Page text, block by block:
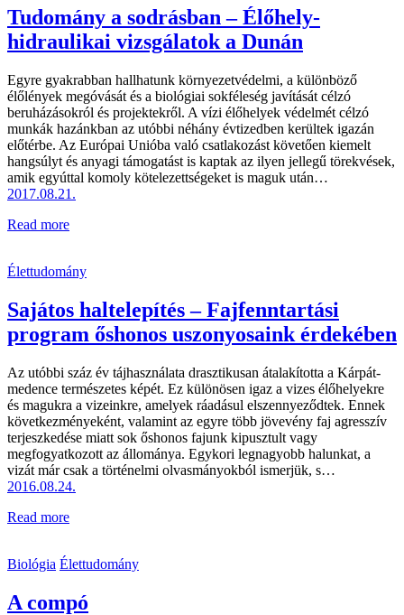
Tudomány a sodrásban – Élőhely-
hidraulikai vizsgálatok a Dunán
Egyre gyakrabban hallhatunk környezetvédelmi, a különböző
élőlények megóvását és a biológiai sokféleség javítását célzó
beruházásokról és projektekről. A vízi élőhelyek védelmét célzó
munkák hazánkban az utóbbi néhány évtizedben kerültek igazán
előtérbe. Az Európai Unióba való csatlakozást követően kiemelt
hangsúlyt és anyagi támogatást is kaptak az ilyen jellegű törekvések,
amik egyúttal komoly kötelezettségeket is maguk után…
2017.08.21.
Read more
Élettudomány
Sajátos haltelepítés – Fajfenntartási
program őshonos uszonyosaink érdekében
Az utóbbi száz év tájhasználata drasztikusan átalakította a Kárpát-
medence természetes képét. Ez különösen igaz a vizes élőhelyekre
és magukra a vizeinkre, amelyek ráadásul elszennyeződtek. Ennek
következményeként, valamint az egyre több jövevény faj agresszív
terjeszkedése miatt sok őshonos fajunk kipusztult vagy
megfogyatkozott az állománya. Egykori legnagyobb halunkat, a
vizát már csak a történelmi olvasmányokból ismerjük, s…
2016.08.24.
Read more
Biológia Élettudomány
A compó